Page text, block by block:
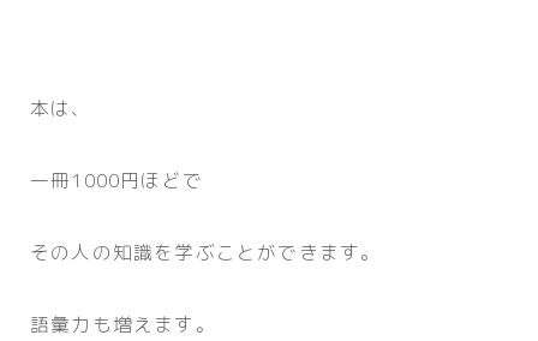
本は、
一冊1000円ほどで
その人の知識を学ぶことができます。
語彙力も増えます。